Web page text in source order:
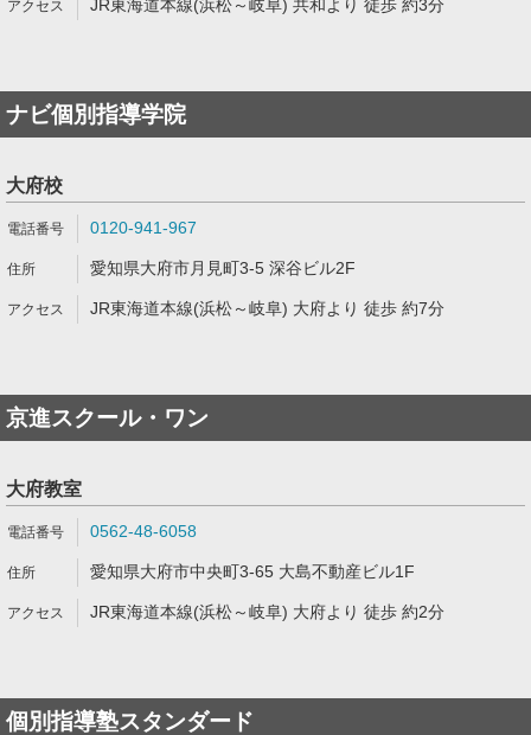
JR東海道本線(浜松～岐阜) 共和より 徒歩 約3分
ナビ個別指導学院
大府校
0120-941-967
愛知県大府市月見町3-5 深谷ビル2F
JR東海道本線(浜松～岐阜) 大府より 徒歩 約7分
京進スクール・ワン
大府教室
0562-48-6058
愛知県大府市中央町3-65 大島不動産ビル1F
JR東海道本線(浜松～岐阜) 大府より 徒歩 約2分
個別指導塾スタンダード